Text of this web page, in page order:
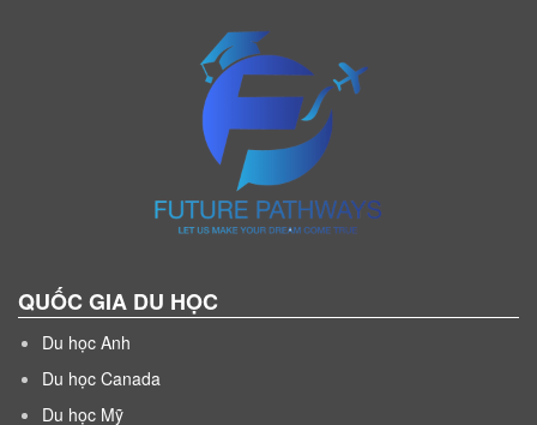
QUỐC GIA DU HỌC
Du học Anh
Du học Canada
Du học Mỹ